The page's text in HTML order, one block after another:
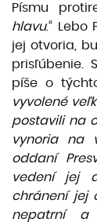
Písmu
hlavu.“ Lebo
jej otvoria,
prisľúbenie.
píše o
vyvolené
postavili na
vynoria na
oddaní
vedení jej
chránení jej
nepatrní a